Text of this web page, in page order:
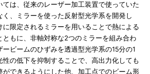
は、従来のレーザー加工装置で使っていた
く、ミラーを使った反射型光学系を開発し
に限定されるミラーを用いることで熱による
ともに、非軸対称な2つのミラーを組み合わ
ビームのひずみを透過型光学系の15分の1
性の低下を抑制することで、高出力化しても
ができるようにした他、加工点でのビーム形